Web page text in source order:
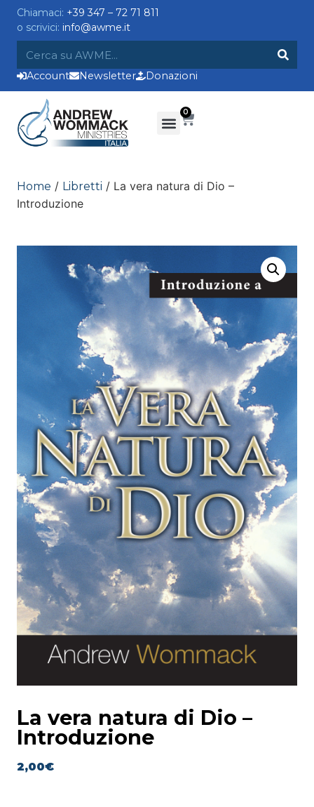
Chiamaci: +39 347 – 72 71 811
o scrivici: info@awme.it
Account Newsletter Donazioni
0
Home / Libretti / La vera natura di Dio –
Introduzione
La vera natura di Dio –
Introduzione
2,00€